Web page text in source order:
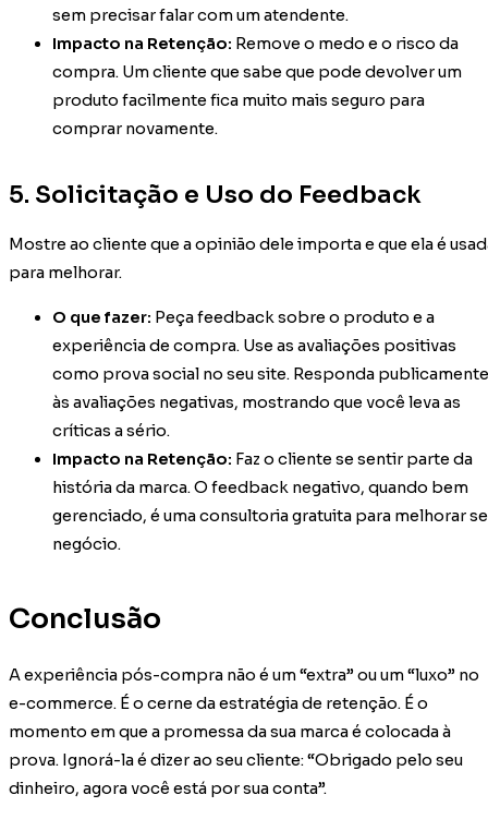
sem precisar falar com um atendente.
Impacto na Retenção: Remove o medo e o risco da
compra. Um cliente que sabe que pode devolver um
produto facilmente fica muito mais seguro para
comprar novamente.
5. Solicitação e Uso do Feedback
Mostre ao cliente que a opinião dele importa e que ela é
para melhorar.
O que fazer: Peça feedback sobre o produto e a
experiência de compra. Use as avaliações positivas
como prova social no seu site. Responda publicamente
às avaliações negativas, mostrando que você leva as
críticas a sério.
Impacto na Retenção: Faz o cliente se sentir parte da
história da marca. O feedback negativo, quando bem
gerenciado, é uma consultoria gratuita para melhorar
negócio.
Conclusão
A experiência pós-compra não é um “extra” ou um “luxo” no
e-commerce. É o cerne da estratégia de retenção. É o
momento em que a promessa da sua marca é colocada à
prova. Ignorá-la é dizer ao seu cliente: “Obrigado pelo seu
dinheiro, agora você está por sua conta”.